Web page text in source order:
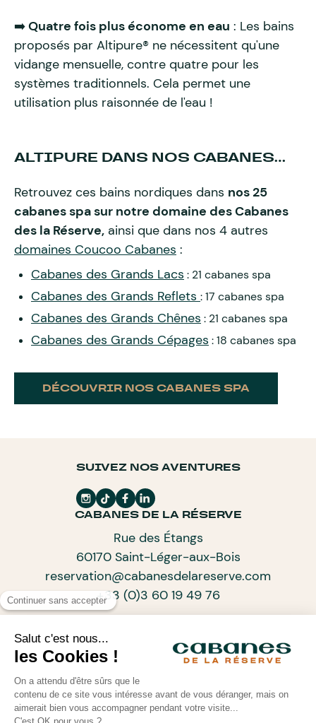
➡️Quatre fois plus économe en eau : Les bains
proposés par Altipure® ne nécessitent qu'une
vidange mensuelle, contre quatre pour les
systèmes traditionnels. Cela permet une
utilisation plus raisonnée de l'eau !
ALTIPURE DANS NOS CABANES…
Retrouvez ces bains nordiques dans nos 25
cabanes spa sur notre domaine des Cabanes
des la Réserve, ainsi que dans nos 4 autres
domaines Coucoo Cabanes :
Cabanes des Grands Lacs : 21 cabanes spa
Cabanes des Grands Reflets : 17 cabanes spa
Cabanes des Grands Chênes : 21 cabanes spa
Cabanes des Grands Cépages : 18 cabanes spa
DÉCOUVRIR NOS CABANES SPA
SUIVEZ NOS AVENTURES
CABANES DE LA RÉSERVE
Rue des Étangs
60170 Saint-Léger-aux-Bois
reservation@cabanesdelareserve.com
+33 (0)3 60 19 49 76
ABONNEZ-VOUS À NOTRE NEWSLETTER